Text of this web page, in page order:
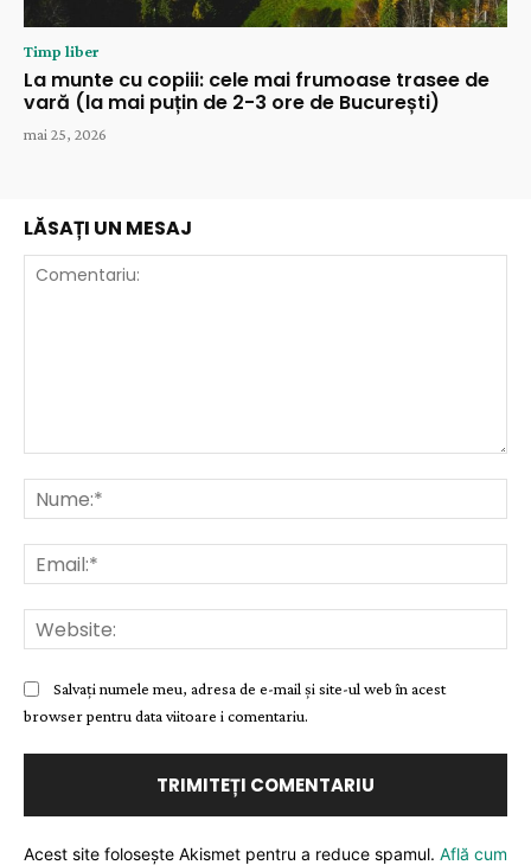
Timp liber
La munte cu copiii: cele mai frumoase trasee de
vară (la mai puțin de 2-3 ore de București)
mai 25, 2026
LĂSAȚI UN MESAJ
Salvați numele meu, adresa de e-mail și site-ul web în acest
browser pentru data viitoare i comentariu.
Acest site folosește Akismet pentru a reduce spamul. Află cum